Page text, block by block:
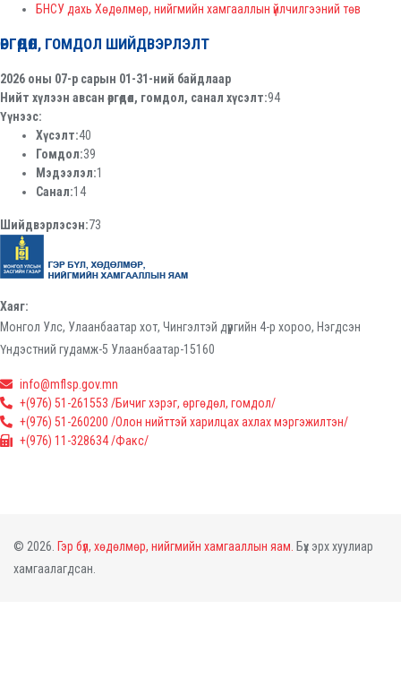
БНСУ дахь Хөдөлмөр, нийгмийн хамгааллын үйлчилгээний төв
ӨРГӨДӨЛ, ГОМДОЛ ШИЙДВЭРЛЭЛТ
2026 оны 07-р сарын 01-31-ний байдлаар
Нийт хүлээн авсан өргөдөл, гомдол, санал хүсэлт:94
Үүнээс:
Хүсэлт:40
Гомдол:39
Мэдээлэл:1
Санал:14
Шийдвэрлэсэн:73
Хаяг:
Монгол Улс, Улаанбаатар хот, Чингэлтэй дүүргийн 4-р хороо, Нэгдсэн
Үндэстний гудамж-5 Улаанбаатар-15160
info@mflsp.gov.mn
+(976) 51-261553 /Бичиг хэрэг, өргөдөл, гомдол/
+(976) 51-260200 /Олон нийттэй харилцах ахлах мэргэжилтэн/
+(976) 11-328634 /Факс/
© 2026. Гэр бүл, хөдөлмөр, нийгмийн хамгааллын яам. Бүх эрх хуулиар
хамгаалагдсан.